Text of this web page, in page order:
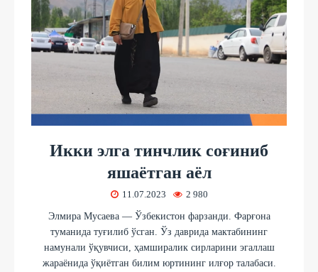
Икки элга тинчлик соғиниб
яшаётган аёл
11.07.2023 2 980
Элмира Мусаева — Ўзбекистон фарзанди. Фарғона
туманида туғилиб ўсган. Ўз даврида мактабининг
намунали ўқувчиси, ҳамширалик сирларини эгаллаш
жараёнида ўқиётган билим юртининг илғор талабаси.